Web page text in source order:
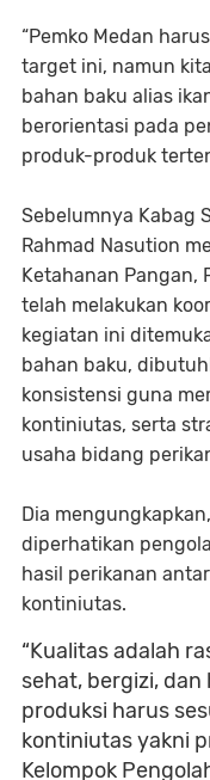
“Pemko Medan
target ini, namun
bahan baku alias
berorientasi pada
produk-produk
Sebelumnya Kabag
Rahmad Nasution
Ketahanan Pangan,
telah melakukan
kegiatan ini
bahan baku,
konsistensi guna
kontiniutas, serta
usaha bidang
Dia
diperhatikan
hasil perikanan
kontiniutas.
“Kualitas adalah
sehat, bergizi,
produksi harus
kontiniutas yakni
Kelompok